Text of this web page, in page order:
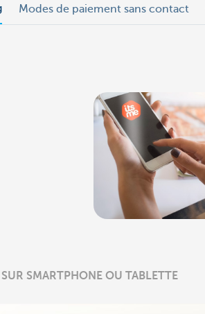
Modes de paiement sans contact
SMARTPHONE OU TABLETTE